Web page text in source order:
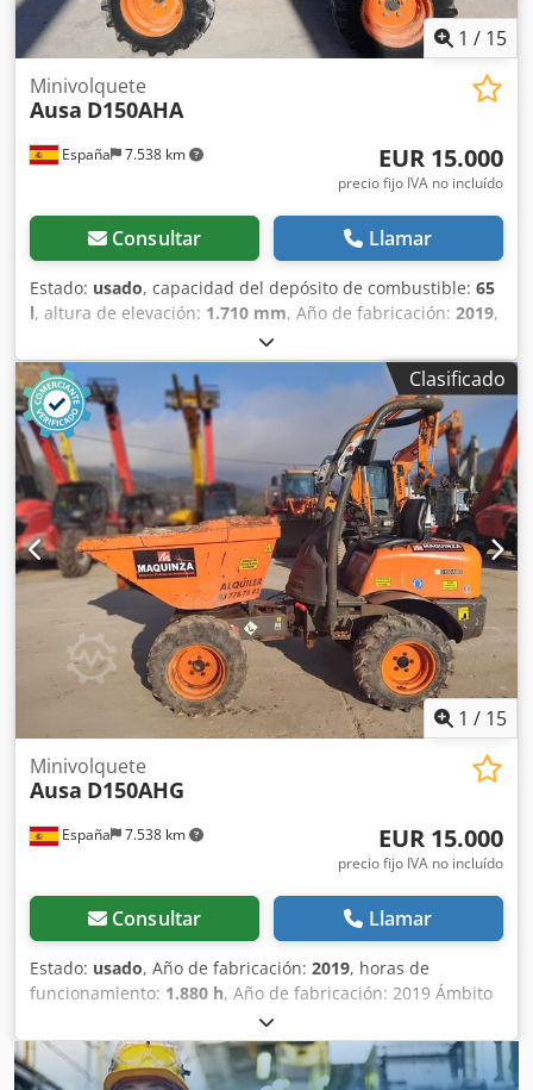
LR Nuland
1 / 15
España 7.538 km
Minivolquete
Ausa D150AHA
EUR 15.000
precio fijo IVA no incluído
Consultar Llamar
Estado: usado, capacidad del depósito de combustible: 65
l, altura de elevación: 1.710 mm, Año de fabricación: 2019,
1.670 h
Minería Peso en vacío: 1.510 kg Capacidad de carga: 1.500
kg PBV: 3.010 kg Dimensiones (lxanxal): 318 x 148 x 261 cm
Ubicación: Ribarroja de Turia (Valencia) El dumper AUSA
D150AHA es práctico y funcional, con descarga giratoria
para máxima precisión. Perfecto para obras con espacios
reducidos. Está en estado operativo y ofrece una buena
maniobrabilidad. Ideal para construcción y paisajismo.
Tipología: Descarga en altura Capacidad: 605 l Tolva: 841 l
Altura sin arco: 1.490 mm Chjdpfx Aezb Nabefnja CE
Clasificado
1 / 15
España 7.538 km
Minivolquete
Ausa D150AHG
EUR 15.000
precio fijo IVA no incluído
Consultar Llamar
Estado: usado, Año de fabricación: 2019, horas de
funcionamiento: 1.880 h, Año de fabricación: 2019 Ámbito
de aplicación: Minería Peso en vacío: 1.510 kg Chsdpfxox U
U Hzj Afnsa Capacidad de carga: 1.500 kg PBV: 3.010 kg
Dimensiones (lxanxal): 314 x 145 x 265 cm Ubicación: Olesa